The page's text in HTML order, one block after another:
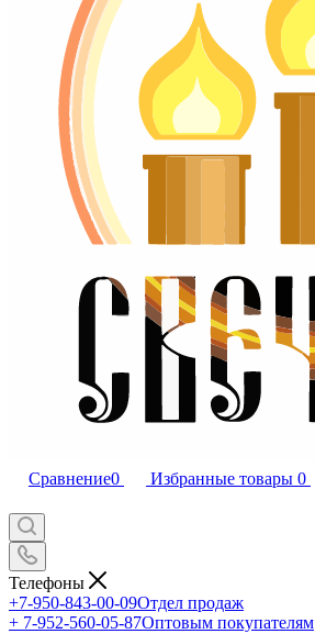
Сравнение0 Избранные товары 0
Телефоны
+7-950-843-00-09Отдел продаж
+ 7-952-560-05-87Оптовым покупателям